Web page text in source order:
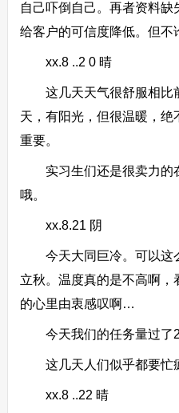
自己吓倒自己。再者资料
给客户的可信度降低。但不
xx.8 ..2 0 晴
这几天天气很舒服相比
天，有阳光，但很温暖，
重要。
实习生们还是很卖力的
哦。
xx.8.21 阴
今天大同巨冷。可以这
立秋。温度真的是不高啊
的心里由衷感叹啊…
今天我们的任务量过了
这几天人们似乎都要忙
xx.8 ..22 晴